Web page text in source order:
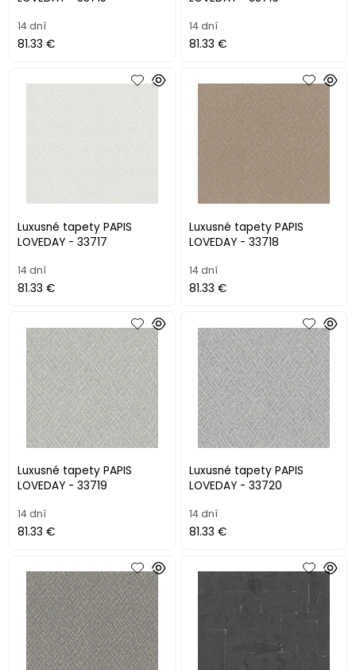
14 dní
81.33 €
14 dní
81.33 €
Luxusné tapety PAPIS
LOVEDAY - 33717
14 dní
81.33 €
Luxusné tapety PAPIS
LOVEDAY - 33718
14 dní
81.33 €
Luxusné tapety PAPIS
LOVEDAY - 33719
14 dní
81.33 €
Luxusné tapety PAPIS
LOVEDAY - 33720
14 dní
81.33 €